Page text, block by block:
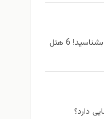
بهترین هتل تهران برای ماه عسل را بشناسید! 6 هتل
دارد؟